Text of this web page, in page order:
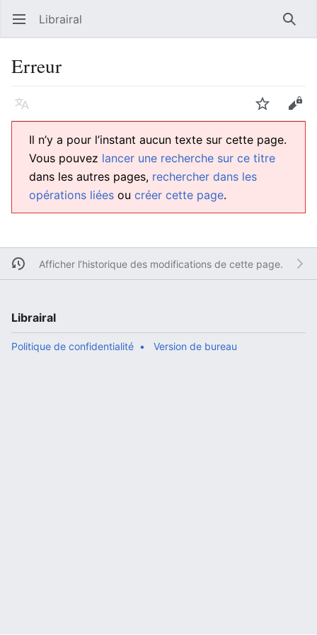
Ouvrir le menu principal Librairal
Erreur
Langue Suivre
Il n’y a pour l’instant aucun texte sur cette page.
Vous pouvez lancer une recherche sur ce titre
dans les autres pages, rechercher dans les
opérations liées ou créer cette page.
Afficher l’historique des modifications de cette page.
Librairal
Politique de confidentialité Version de bureau